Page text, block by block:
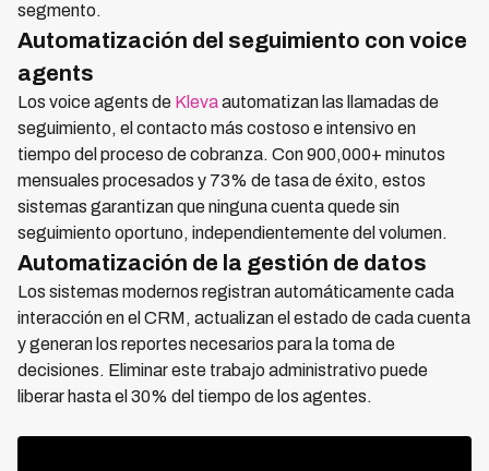
segmento.
Automatización del seguimiento con voice
agents
Los voice agents de Klevaautomatizan las llamadas de
seguimiento, el contacto más costoso e intensivo en
tiempo del proceso de cobranza. Con 900,000+ minutos
mensuales procesados y 73% de tasa de éxito, estos
sistemas garantizan que ninguna cuenta quede sin
seguimiento oportuno, independientemente del volumen.
Automatización de la gestión de datos
Los sistemas modernos registran automáticamente cada
interacción en el CRM, actualizan el estado de cada cuenta
y generan los reportes necesarios para la toma de
decisiones. Eliminar este trabajo administrativo puede
liberar hasta el 30% del tiempo de los agentes.